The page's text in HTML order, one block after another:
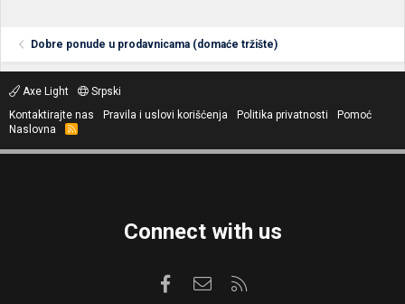
Dobre ponude u prodavnicama (domaće tržište)
Axe Light
Srpski
Kontaktirajte nas
Pravila i uslovi korišćenja Politika privatnosti
Pomoć
Naslovna
R
S
Connect with us
FacebookKontaktirajte nas